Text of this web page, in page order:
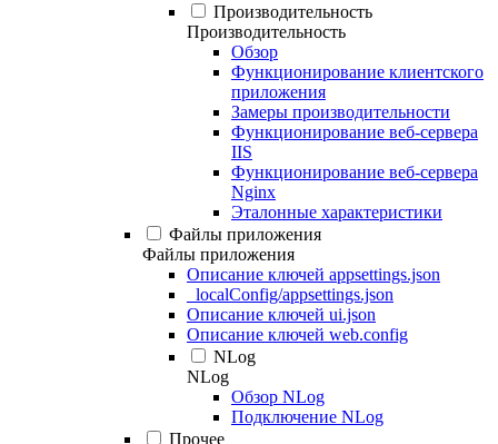
Производительность
Производительность
Обзор
Функционирование клиентского
приложения
Замеры производительности
Функционирование веб-сервера
IIS
Функционирование веб-сервера
Nginx
Эталонные характеристики
Файлы приложения
Файлы приложения
Описание ключей appsettings.json
_localConfig/appsettings.json
Описание ключей ui.json
Описание ключей web.config
NLog
NLog
Обзор NLog
Подключение NLog
Прочее